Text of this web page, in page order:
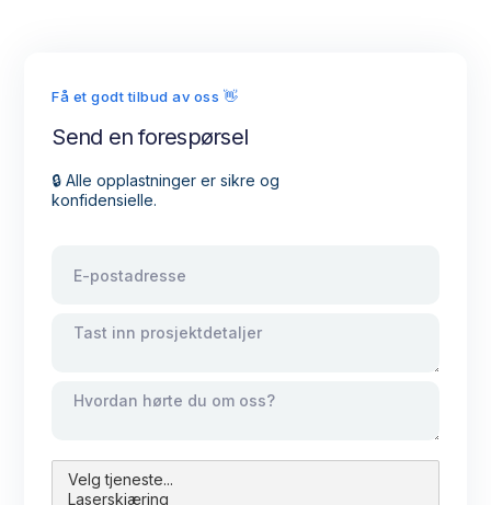
Få et godt tilbud av oss 👋
Send en forespørsel
🔒 Alle opplastninger er sikre og
konfidensielle.